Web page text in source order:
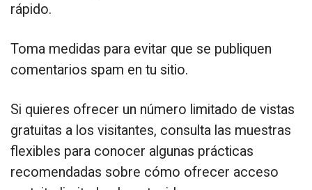
rápido.
Toma medidas para evitar que se publiquen
comentarios spam en tu sitio.
Si quieres ofrecer un número limitado de vistas
gratuitas a los visitantes, consulta las muestras
flexibles para conocer algunas prácticas
recomendadas sobre cómo ofrecer acceso